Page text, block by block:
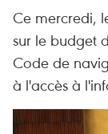
Ce mercredi,
sur le budget
Code de
à l'accès à